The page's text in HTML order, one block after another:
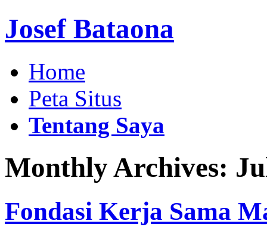
Josef Bataona
Home
Peta Situs
Tentang Saya
Monthly Archives:
Fondasi Kerja Sama